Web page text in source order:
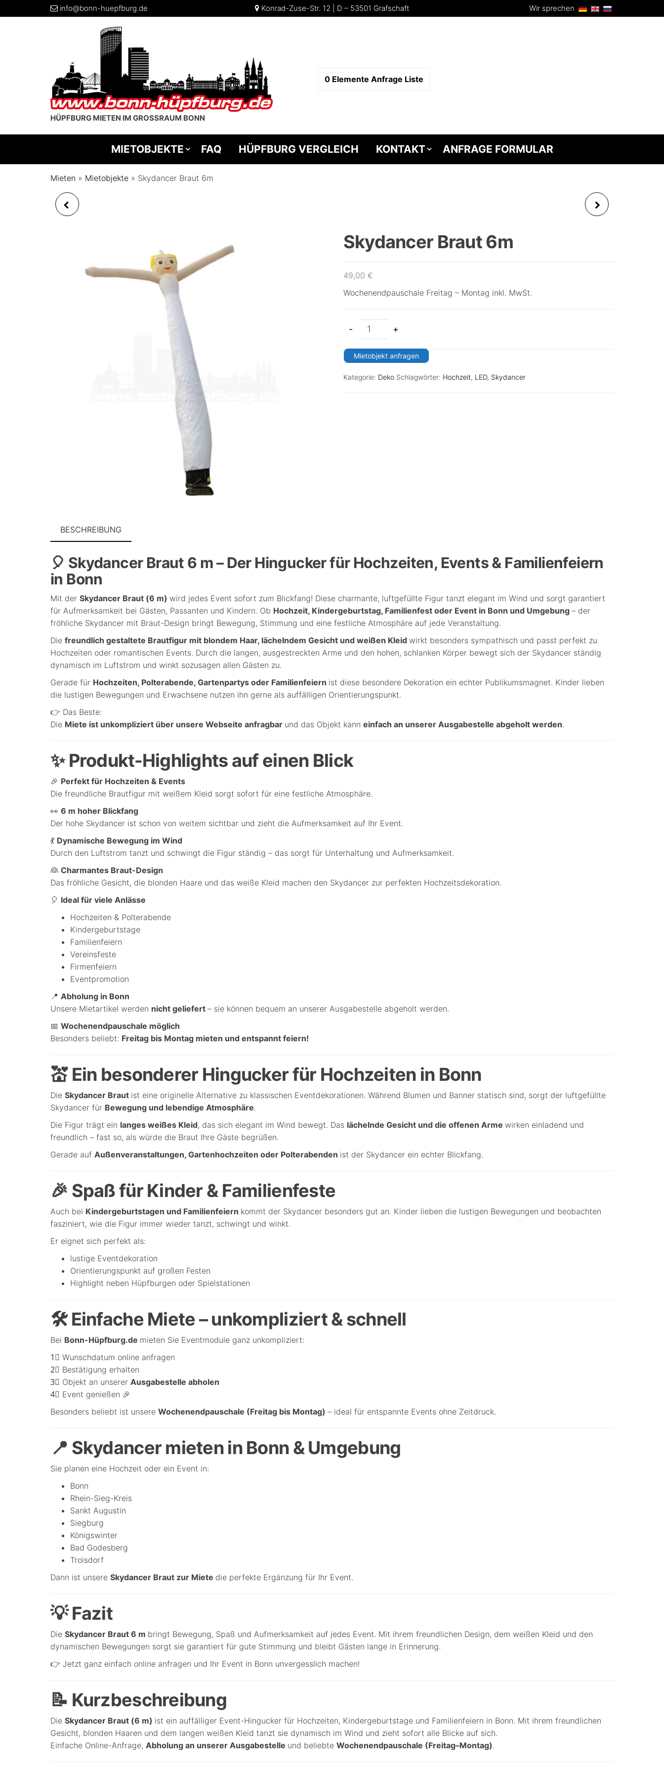
info@bonn-huepfburg.de Konrad-Zuse-Str. 12 | D – 53501 Grafschaft Wir sprechen
HÜPFBURG MIETEN IM GROSSRAUM BONN
0 Elemente Anfrage Liste
MIETOBJEKTE FAQ HÜPFBURG VERGLEICH KONTAKT ANFRAGE FORMULAR
Mieten » Mietobjekte » Skydancer Braut 6m
Skydancer Braut 6m
49,00 €
Wochenendpauschale Freitag – Montag inkl. MwSt.
- +
Mietobjekt anfragen
Kategorie: Deko Schlagwörter: Hochzeit, LED, Skydancer
BESCHREIBUNG
🎈 Skydancer Braut 6 m – Der Hingucker für Hochzeiten, Events & Familienfeiern
in Bonn
Mit der Skydancer Braut (6 m) wird jedes Event sofort zum Blickfang! Diese charmante, luftgefüllte Figur tanzt elegant im Wind und sorgt garantiert
für Aufmerksamkeit bei Gästen, Passanten und Kindern. Ob Hochzeit, Kindergeburtstag, Familienfest oder Event in Bonn und Umgebung – der
fröhliche Skydancer mit Braut-Design bringt Bewegung, Stimmung und eine festliche Atmosphäre auf jede Veranstaltung.
Die freundlich gestaltete Brautfigur mit blondem Haar, lächelndem Gesicht und weißen Kleid wirkt besonders sympathisch und passt perfekt zu
Hochzeiten oder romantischen Events. Durch die langen, ausgestreckten Arme und den hohen, schlanken Körper bewegt sich der Skydancer ständig
dynamisch im Luftstrom und winkt sozusagen allen Gästen zu.
Gerade für Hochzeiten, Polterabende, Gartenpartys oder Familienfeiern ist diese besondere Dekoration ein echter Publikumsmagnet. Kinder lieben
die lustigen Bewegungen und Erwachsene nutzen ihn gerne als auffälligen Orientierungspunkt.
👉 Das Beste:
Die Miete ist unkompliziert über unsere Webseite anfragbar und das Objekt kann einfach an unserer Ausgabestelle abgeholt werden.
✨ Produkt-Highlights auf einen Blick
🎉 Perfekt für Hochzeiten & Events
Die freundliche Brautfigur mit weißem Kleid sorgt sofort für eine festliche Atmosphäre.
👀 6 m hoher Blickfang
Der hohe Skydancer ist schon von weitem sichtbar und zieht die Aufmerksamkeit auf Ihr Event.
💃 Dynamische Bewegung im Wind
Durch den Luftstrom tanzt und schwingt die Figur ständig – das sorgt für Unterhaltung und Aufmerksamkeit.
👰 Charmantes Braut-Design
Das fröhliche Gesicht, die blonden Haare und das weiße Kleid machen den Skydancer zur perfekten Hochzeitsdekoration.
🎈 Ideal für viele Anlässe
Hochzeiten & Polterabende
Kindergeburtstage
Familienfeiern
Vereinsfeste
Firmenfeiern
Eventpromotion
📍 Abholung in Bonn
Unsere Mietartikel werden nicht geliefert – sie können bequem an unserer Ausgabestelle abgeholt werden.
📅 Wochenendpauschale möglich
Besonders beliebt: Freitag bis Montag mieten und entspannt feiern!
💒 Ein besonderer Hingucker für Hochzeiten in Bonn
Die Skydancer Braut ist eine originelle Alternative zu klassischen Eventdekorationen. Während Blumen und Banner statisch sind, sorgt der luftgefüllte
Skydancer für Bewegung und lebendige Atmosphäre.
Die Figur trägt ein langes weißes Kleid, das sich elegant im Wind bewegt. Das lächelnde Gesicht und die offenen Arme wirken einladend und
freundlich – fast so, als würde die Braut Ihre Gäste begrüßen.
Gerade auf Außenveranstaltungen, Gartenhochzeiten oder Polterabenden ist der Skydancer ein echter Blickfang.
🎉 Spaß für Kinder & Familienfeste
Auch bei Kindergeburtstagen und Familienfeiern kommt der Skydancer besonders gut an. Kinder lieben die lustigen Bewegungen und beobachten
fasziniert, wie die Figur immer wieder tanzt, schwingt und winkt.
Er eignet sich perfekt als:
lustige Eventdekoration
Orientierungspunkt auf großen Festen
Highlight neben Hüpfburgen oder Spielstationen
🛠 Einfache Miete – unkompliziert & schnell
Bei Bonn-Hüpfburg.de mieten Sie Eventmodule ganz unkompliziert:
1⃣ Wunschdatum online anfragen
2⃣ Bestätigung erhalten
3⃣ Objekt an unserer Ausgabestelle abholen
4⃣ Event genießen 🎉
Besonders beliebt ist unsere Wochenendpauschale (Freitag bis Montag) – ideal für entspannte Events ohne Zeitdruck.
📍 Skydancer mieten in Bonn & Umgebung
Sie planen eine Hochzeit oder ein Event in:
Bonn
Rhein-Sieg-Kreis
Sankt Augustin
Siegburg
Königswinter
Bad Godesberg
Troisdorf
Dann ist unsere Skydancer Braut zur Miete die perfekte Ergänzung für Ihr Event.
💡 Fazit
Die Skydancer Braut 6 m bringt Bewegung, Spaß und Aufmerksamkeit auf jedes Event. Mit ihrem freundlichen Design, dem weißen Kleid und den
dynamischen Bewegungen sorgt sie garantiert für gute Stimmung und bleibt Gästen lange in Erinnerung.
👉 Jetzt ganz einfach online anfragen und Ihr Event in Bonn unvergesslich machen!
📝 Kurzbeschreibung
Die Skydancer Braut (6 m) ist ein auffälliger Event-Hingucker für Hochzeiten, Kindergeburtstage und Familienfeiern in Bonn. Mit ihrem freundlichen
Gesicht, blonden Haaren und dem langen weißen Kleid tanzt sie dynamisch im Wind und zieht sofort alle Blicke auf sich.
Einfache Online-Anfrage, Abholung an unserer Ausgabestelle und beliebte Wochenendpauschale (Freitag–Montag).